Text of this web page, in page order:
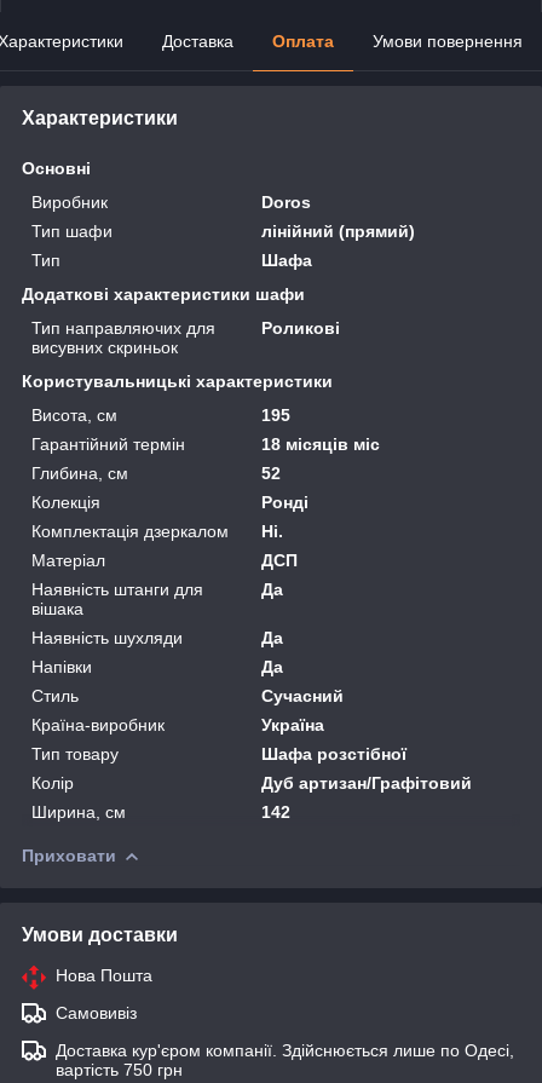
Доставка Оплата Умови повернення
Характеристики
Основні
Виробник
Doros
Тип шафи
лінійний (прямий)
Тип
Шафа
Додаткові характеристики шафи
Тип направляючих для
висувних скриньок
Роликові
Користувальницькі характеристики
Висота, см
195
Гарантійний термін
18 місяців міс
Глибина, см
52
Колекція
Ронді
Комплектація дзеркалом
Ні.
Матеріал
ДСП
Наявність штанги для
вішака
Да
Наявність шухляди
Да
Напівки
Да
Стиль
Сучасний
Країна-виробник
Україна
Тип товару
Шафа розстібної
Колір
Дуб артизан/Графітовий
Ширина, см
142
Приховати
Умови доставки
Нова Пошта
Самовивіз
Доставка кур'єром компанії. Здійснюється лише по Одесі,
вартість 750 грн